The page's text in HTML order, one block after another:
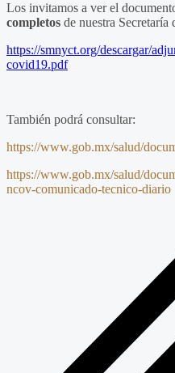
Los invitamos a ver el
completos de nuestra
https://smnyct.org/descargar/
covid19.pdf
También podrá consultar:
https://www.gob.mx/salud/
https://www.gob.mx/salud/
ncov-comunicado-tecnico-diario